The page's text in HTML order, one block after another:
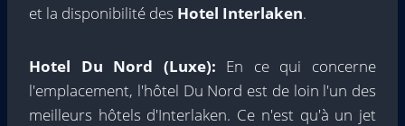
et la disponibilité des Hotel Interlaken.
Hotel Du Nord (Luxe): En ce qui concerne
l'emplacement, l'hôtel Du Nord est de loin l'un des
meilleurs hôtels d'Interlaken. Ce n'est qu'à un jet